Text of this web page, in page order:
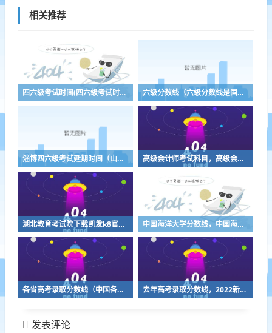
相关推荐
四六级考试时间(四六级考试时间2023年下半年) 六级分数线（六级分数线是固定的吗）
淄博四六级考试延期时间（山东四六级截止报名日期） 高级会计师考试科目，高级会计考哪些科目？高级会计考哪些科目
湖北教育考试院下载凯发k8官网，湖北省自学考试成绩查询入口 中国海洋大学分数线，中国海洋大学分数线2021
各省高考录取分数线（中国各省高考录取分数线） 去年高考录取分数线，2022新高考各省录取分数线
发表评论